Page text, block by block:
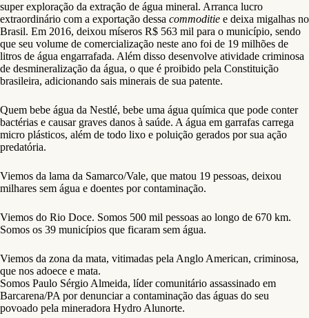
super exploração da extração de água mineral. Arranca lucro
extraordinário com a exportação dessa commoditie e deixa migalhas no
Brasil. Em 2016, deixou míseros R$ 563 mil para o município, sendo
que seu volume de comercialização neste ano foi de 19 milhões de
litros de água engarrafada. Além disso desenvolve atividade criminosa
de desmineralização da água, o que é proibido pela Constituição
brasileira, adicionando sais minerais de sua patente.
Quem bebe água da Nestlé, bebe uma água química que pode conter
bactérias e causar graves danos à saúde. A água em garrafas carrega
micro plásticos, além de todo lixo e poluição gerados por sua ação
predatória.
Viemos da lama da Samarco/Vale, que matou 19 pessoas, deixou
milhares sem água e doentes por contaminação.
Viemos do Rio Doce. Somos 500 mil pessoas ao longo de 670 km.
Somos os 39 municípios que ficaram sem água.
Viemos da zona da mata, vitimadas pela Anglo American, criminosa,
que nos adoece e mata.
Somos Paulo Sérgio Almeida, líder comunitário assassinado em
Barcarena/PA por denunciar a contaminação das águas do seu
povoado pela mineradora Hydro Alunorte.